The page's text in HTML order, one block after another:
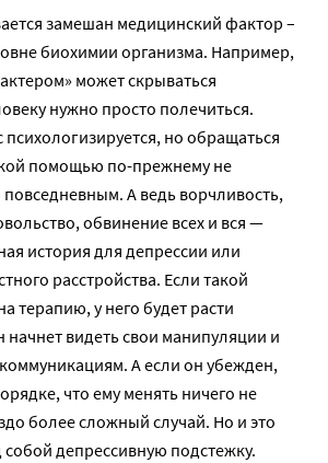
замешан медицинский фактор –
биохимии организма. Например,
может скрываться
нужно просто полечиться.
психологизируется, но обращаться
помощью по-прежнему не
повседневным. А ведь ворчливость,
обвинение всех и вся —
история для депрессии или
расстройства. Если такой
терапию, у него будет расти
начнет видеть свои манипуляции и
А если он убежден,
что ему менять ничего не
более сложный случай. Но и это
депрессивную подстежку.